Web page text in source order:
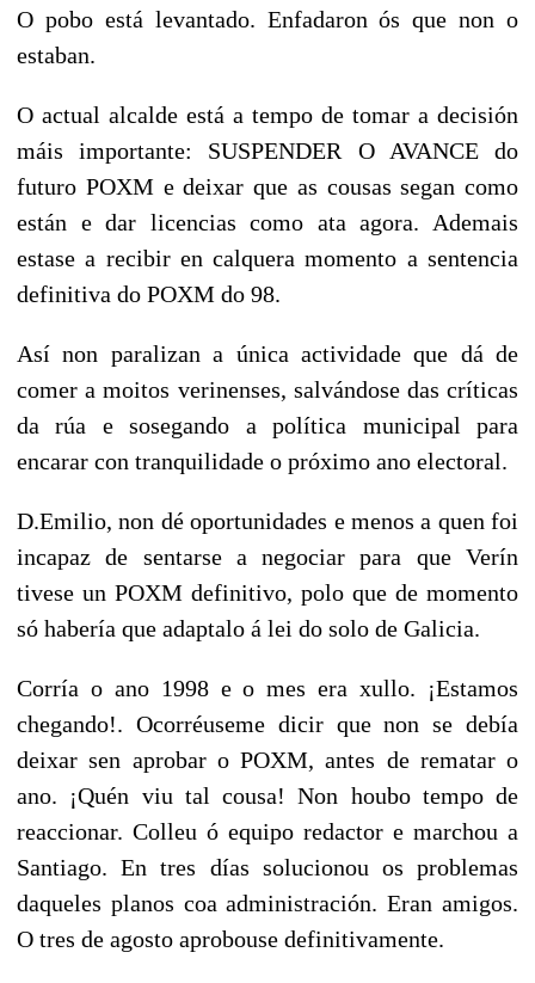
O pobo está levantado. Enfadaron ós que non o
estaban.
O actual alcalde está a tempo de tomar a decisión
máis importante: SUSPENDER O AVANCE do
futuro POXM e deixar que as cousas segan como
están e dar licencias como ata agora. Ademais
estase a recibir en calquera momento a sentencia
definitiva do POXM do 98.
Así non paralizan a única actividade que dá de
comer a moitos verinenses, salvándose das críticas
da rúa e sosegando a política municipal para
encarar con tranquilidade o próximo ano electoral.
D.Emilio, non dé oportunidades e menos a quen foi
incapaz de sentarse a negociar para que Verín
tivese un POXM definitivo, polo que de momento
só habería que adaptalo á lei do solo de Galicia.
Corría o ano 1998 e o mes era xullo. ¡Estamos
chegando!. Ocorréuseme dicir que non se debía
deixar sen aprobar o POXM, antes de rematar o
ano. ¡Quén viu tal cousa! Non houbo tempo de
reaccionar. Colleu ó equipo redactor e marchou a
Santiago. En tres días solucionou os problemas
daqueles planos coa administración. Eran amigos.
O tres de agosto aprobouse definitivamente.